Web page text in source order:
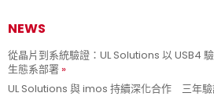
NEWS
從晶片到系統驗證：UL Solutions 以 USB4
生態系部署
UL Solutions 與 imos 持續深化合作 三年驗